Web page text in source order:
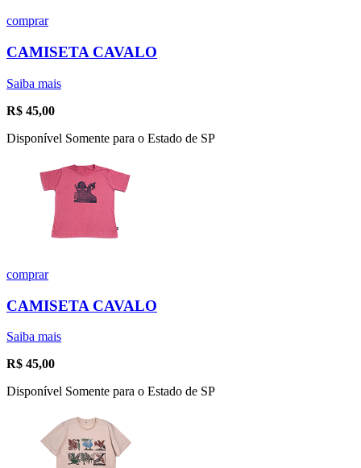
comprar
CAMISETA CAVALO
Saiba mais
R$ 45,00
Disponível Somente para o Estado de SP
comprar
CAMISETA CAVALO
Saiba mais
R$ 45,00
Disponível Somente para o Estado de SP